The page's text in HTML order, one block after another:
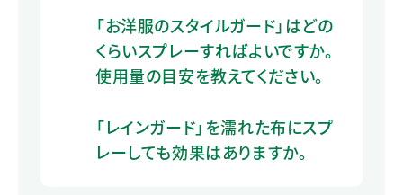
「お洋服のスタイルガード」はどの
くらいスプレーすればよいですか。
使用量の目安を教えてください。
「レインガード」を濡れた布にスプ
レーしても効果はありますか。